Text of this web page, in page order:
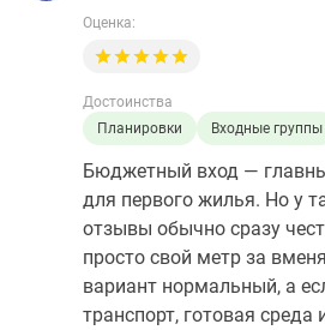
Оценка:
Достоинства
Планировки
Входные группы
Бюджетный вход —
для первого жилья. Но у
отзывы обычно сразу
просто свой метр за
вариант нормальный, а
транспорт, готовая среда